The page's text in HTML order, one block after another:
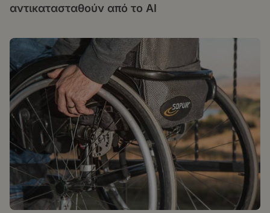
αντικατασταθούν από το AI